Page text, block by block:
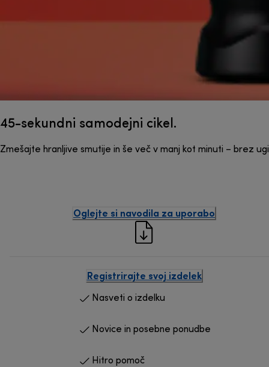
45-sekundni samodejni cikel.
Zmešajte hranljive smutije in še več v manj kot minuti – brez
Oglejte si navodila za uporabo
Registrirajte svoj izdelek
Nasveti o izdelku
Novice in posebne ponudbe
Hitro pomoč